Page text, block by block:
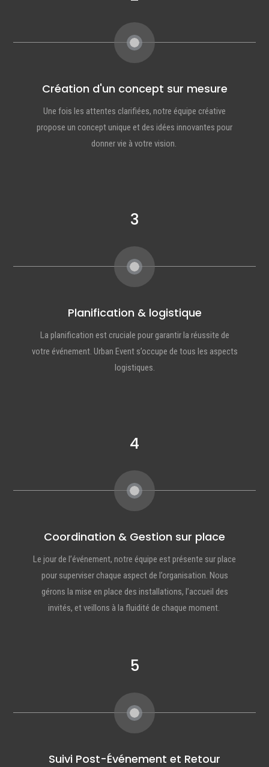
Création d'un concept sur mesure
Une fois les attentes clarifiées, notre équipe créative
propose un concept unique et des idées innovantes pour
donner vie à votre vision.
3
Planification & logistique
La planification est cruciale pour garantir la réussite de
votre événement. Urban Event s’occupe de tous les aspects
logistiques.
4
Coordination & Gestion sur place
Le jour de l’événement, notre équipe est présente sur place
pour superviser chaque aspect de l’organisation. Nous
gérons la mise en place des installations, l’accueil des
invités, et veillons à la fluidité de chaque moment.
5
Suivi Post-Événement et Retour